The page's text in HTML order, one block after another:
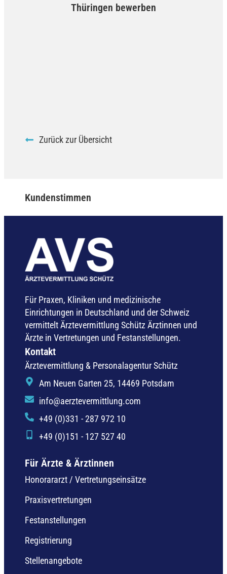
Thüringen bewerben
Zurück zur Übersicht
Kundenstimmen
Für Praxen, Kliniken und medizinische
Einrichtungen in Deutschland und der Schweiz
vermittelt Ärztevermittlung Schütz Ärztinnen und
Ärzte in Vertretungen und Festanstellungen.
Für Ärzte & Ärztinnen
Honorararzt / Vertretungseinsätze
Praxisvertretungen
Festanstellungen
Registrierung
Stellenangebote
Kontakt
Ärztevermittlung & Personalagentur Schütz
Am Neuen Garten 25, 14469 Potsdam
info@aerztevermittlung.com
+49 (0)331 - 287 972 10
+49 (0)151 - 127 527 40